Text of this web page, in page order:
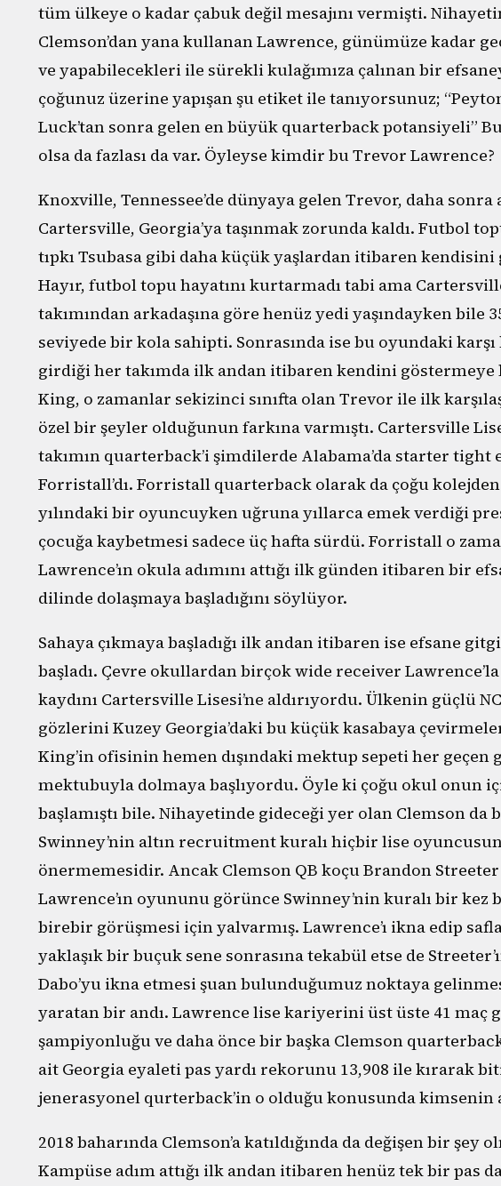
tüm ülkeye o kadar çabuk değil mesajını vermişti.
Clemson’dan yana kullanan Lawrence, günümüze kadar
ve yapabilecekleri ile sürekli kulağımıza çalınan bir
çoğunuz üzerine yapışan şu etiket ile tanıyorsunuz;
Luck’tan sonra gelen en büyük quarterback potansiyeli”
olsa da fazlası da var. Öyleyse kimdir bu Trevor Lawrence?
Knoxville, Tennessee’de dünyaya gelen Trevor, daha
Cartersville, Georgia’ya taşınmak zorunda kaldı. Futbol
tıpkı Tsubasa gibi daha küçük yaşlardan itibaren kendisini
Hayır, futbol topu hayatını kurtarmadı tabi ama
takımından arkadaşına göre henüz yedi yaşındayken bile
seviyede bir kola sahipti. Sonrasında ise bu oyundaki
girdiği her takımda ilk andan itibaren kendini göstermeye
King, o zamanlar sekizinci sınıfta olan Trevor ile ilk
özel bir şeyler olduğunun farkına varmıştı. Cartersville
takımın quarterback’i şimdilerde Alabama’da starter
Forristall’dı. Forristall quarterback olarak da çoğu
yılındaki bir oyuncuyken uğruna yıllarca emek verdiği
çocuğa kaybetmesi sadece üç hafta sürdü. Forristall o
Lawrence’ın okula adımını attığı ilk günden itibaren bir
dilinde dolaşmaya başladığını söylüyor.
Sahaya çıkmaya başladığı ilk andan itibaren ise efsane
başladı. Çevre okullardan birçok wide receiver
kaydını Cartersville Lisesi’ne aldırıyordu. Ülkenin güçlü
gözlerini Kuzey Georgia’daki bu küçük kasabaya
King’in ofisinin hemen dışındaki mektup sepeti her geçen
mektubuyla dolmaya başlıyordu. Öyle ki çoğu okul onun
başlamıştı bile. Nihayetinde gideceği yer olan Clemson
Swinney’nin altın recruitment kuralı hiçbir lise
önermemesidir. Ancak Clemson QB koçu Brandon
Lawrence’ın oyununu görünce Swinney’nin kuralı bir kez
birebir görüşmesi için yalvarmış. Lawrence’ı ikna edip
yaklaşık bir buçuk sene sonrasına tekabül etse de
Dabo’yu ikna etmesi şuan bulunduğumuz noktaya
yaratan bir andı. Lawrence lise kariyerini üst üste 41 maç
şampiyonluğu ve daha önce bir başka Clemson
ait Georgia eyaleti pas yardı rekorunu 13,908 ile kırarak
jenerasyonel qurterback’in o olduğu konusunda kimsenin
2018 baharında Clemson’a katıldığında da değişen bir şey
Kampüse adım attığı ilk andan itibaren henüz tek bir pas